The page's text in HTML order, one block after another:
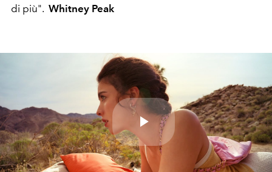
di più". Whitney Peak
Play